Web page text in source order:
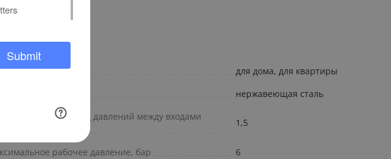
применения
для дома, для квартиры
нержавеющая сталь
перепад давлений между входами
1,5
рабочее давление, бар
6